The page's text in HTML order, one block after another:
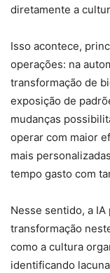
diretamente a
Isso acontece,
operações: na
transformação de
exposição de
mudanças
operar com maior
mais
tempo gasto com
Nesse sentido, a
transformação
como a cultura
identificando